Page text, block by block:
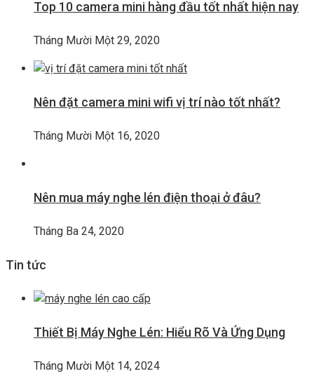
Top 10 camera mini hàng đầu tốt nhất hiện nay
Tháng Mười Một 29, 2020
Nên đặt camera mini wifi vị trí nào tốt nhất?
Tháng Mười Một 16, 2020
Nên mua máy nghe lén điện thoại ở đâu?
Tháng Ba 24, 2020
Tin tức
Thiết Bị Máy Nghe Lén: Hiểu Rõ Và Ứng Dụng
Tháng Mười Một 14, 2024